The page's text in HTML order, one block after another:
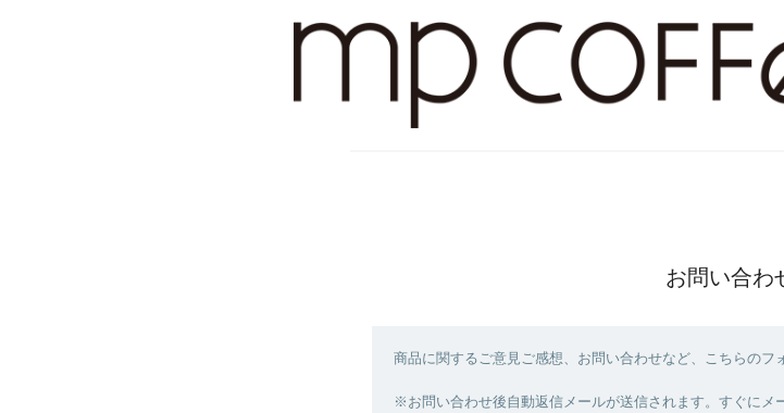
お問い合わ
商品に関するご意見ご感想、お問い合わせなど、こちらのフ
※お問い合わせ後自動返信メールが送信されます。すぐにメ